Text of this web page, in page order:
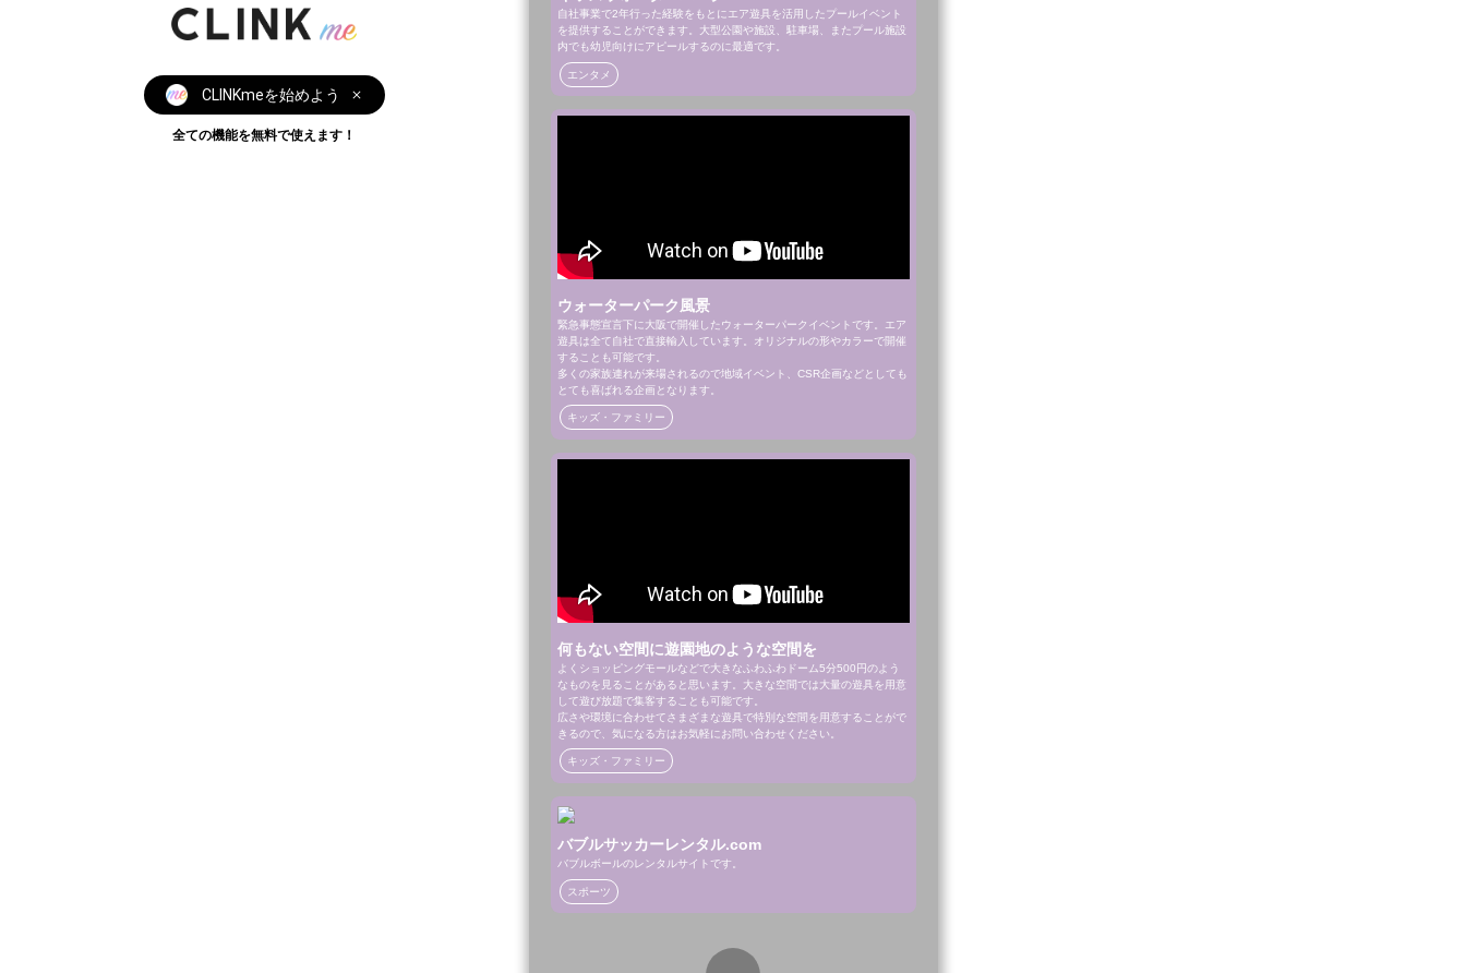
自社事業で2年行った経験をもとにエア遊具を活用したプールイベント
を提供することができます。大型公園や施設、駐車場、またプール施設
内でも幼児向けにアピールするのに最適です。
エンタメ
ウォーターパーク風景
緊急事態宣言下に大阪で開催したウォーターパークイベントです。エア
遊具は全て自社で直接輸入しています。オリジナルの形やカラーで開催
することも可能です。
多くの家族連れが来場されるので地域イベント、CSR企画などとしても
とても喜ばれる企画となります。
キッズ・ファミリー
何もない空間に遊園地のような空間を
よくショッピングモールなどで大きなふわふわドーム5分500円のよう
なものを見ることがあると思います。大きな空間では大量の遊具を用意
して遊び放題で集客することも可能です。
広さや環境に合わせてさまざまな遊具で特別な空間を用意することがで
きるので、気になる方はお気軽にお問い合わせください。
キッズ・ファミリー
バブルサッカーレンタル.com
バブルボールのレンタルサイトです。
スポーツ
CLINKmeを始めよう
全ての機能を無料で使えます！